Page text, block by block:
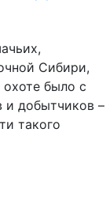
Сибири,
было с
и добытчиков –
такого